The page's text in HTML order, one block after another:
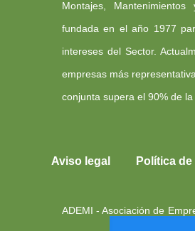
Montajes,
fundada en el año 1977
intereses del Sector.
empresas más
conjunta supera el 90% de la
Aviso legal Política
ADEMI - Asociación de